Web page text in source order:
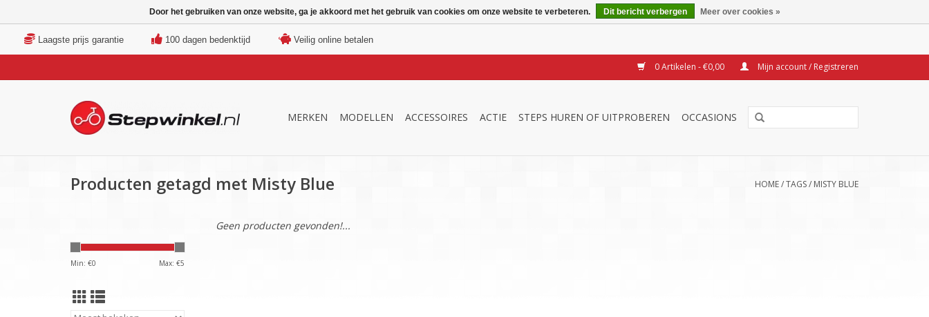
Laagste prijs garantie 100 dagen bedenktijd Veilig online betalen
0 Artikelen - €0,00 Mijn account / Registreren
MERKEN MODELLEN ACCESSOIRES ACTIE STEPS HUREN OF UITPROBEREN OCCASIONS
Producten getagd met Misty Blue HOME/TAGS/ MISTY BLUE
Min: €0 Max: €5
Geen producten gevonden!...
Door het gebruiken van onze website, ga je akkoord met het gebruik van cookies om onze website te verbeteren. Dit bericht verbergen Meer over cookies »